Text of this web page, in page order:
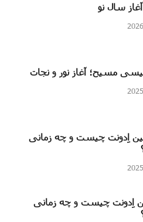
سال نو
مسیح؛ آغاز نور و نجات
اِدونت چیست و چه زمانی
اِدونت چیست و چه زمانی